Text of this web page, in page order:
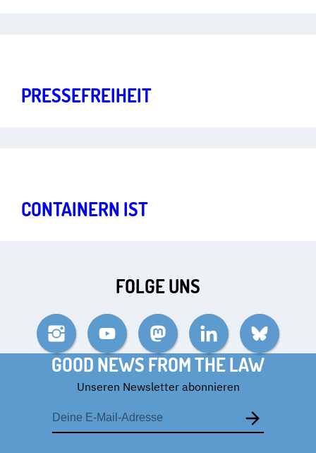
PRESSEFREIHEIT
CONTAINERN IST
FOLGE UNS
InstagramYouTube MastodonLinkedIn Bluesky
GOOD NEWS FROM THE LAW
Unseren Newsletter abonnieren
E-
Mail-
Adresse